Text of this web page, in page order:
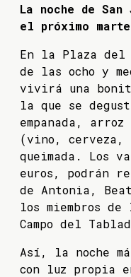
La noche de
el próximo
En la Plaza
de las ocho y
vivirá una
la que se
empanada,
(vino, cerveza,
queimada. Los
euros, podrán
de Antonia,
los miembros
Campo del
Así, la noche
con luz propia